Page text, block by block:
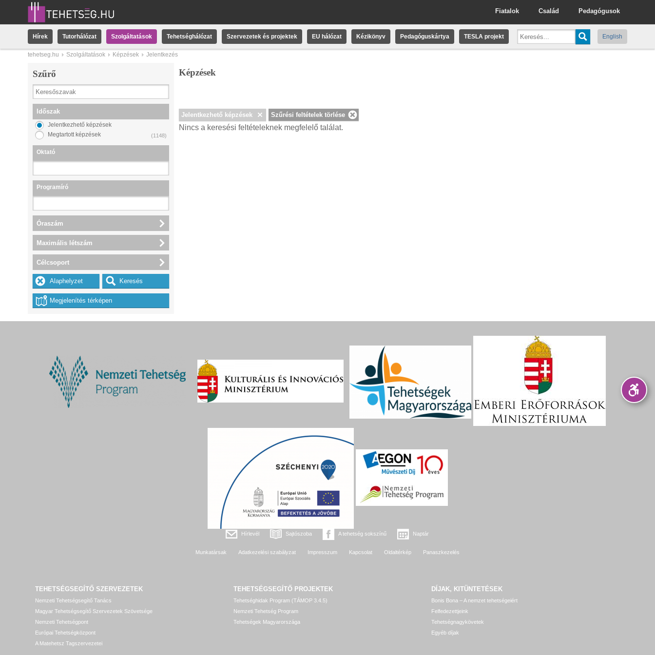
Pedagógusok
Család
Fiatalok
Hírek Tutorhálózat Szolgáltatások Tehetséghálózat Szervezetek és projektek EU hálózat Kézikönyv Pedagóguskártya TESLA projekt English
tehetseg.hu Szolgáltatások Képzések Jelentkezés
Képzések
Jelentkezhető képzések Szűrési feltételek törlése
Nincs a keresési feltételeknek megfelelő találat.
Szűrő
Időszak
Jelentkezhető képzések
(1148)
Megtartott képzések
Oktató
Programíró
Óraszám
Maximális létszám
Célcsoport
Hírlevél Sajtószoba A tehetség sokszínű Naptár
Munkatársak Adatkezelési szabályzat Impresszum Kapcsolat Oldaltérkép Panaszkezelés
TEHETSÉGSEGÍTŐ SZERVEZETEK
Nemzeti Tehetségsegítő Tanács
Magyar Tehetségsegítő Szervezetek Szövetsége
Nemzeti Tehetségpont
Európai Tehetségközpont
A Matehetsz Tagszervezetei
TEHETSÉGSEGÍTŐ PROJEKTEK
Tehetséghidak Program (TÁMOP 3.4.5)
Nemzeti Tehetség Program
Tehetségek Magyarországa
DÍJAK, KITÜNTETÉSEK
Bonis Bona – A nemzet tehetségeiért
Felfedezettjeink
Tehetségnagykövetek
Egyéb díjak